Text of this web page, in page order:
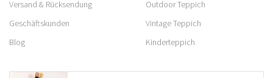
Versand & Rücksendung
Geschäftskunden
Blog
Outdoor Teppich
Vintage Teppich
Kinderteppich